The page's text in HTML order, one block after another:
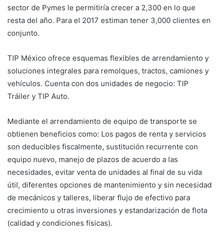
sector de Pymes le permitiría crecer a 2,300 en lo que
resta del año. Para el 2017 estiman tener 3,000 clientes en
conjunto.
TIP México ofrece esquemas flexibles de arrendamiento y
soluciones integrales para remolques, tractos, camiones y
vehículos. Cuenta con dos unidades de negocio: TIP
Tráiler y TIP Auto.
Mediante el arrendamiento de equipo de transporte se
obtienen beneficios como: Los pagos de renta y servicios
son deducibles fiscalmente, sustitución recurrente con
equipo nuevo, manejo de plazos de acuerdo a las
necesidades, evitar venta de unidades al final de su vida
útil, diferentes opciones de mantenimiento y sin necesidad
de mecánicos y talleres, liberar flujo de efectivo para
crecimiento u otras inversiones y estandarización de flota
(calidad y condiciones físicas).